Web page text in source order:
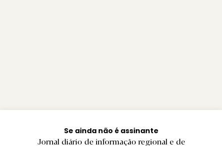
Se ainda não é assinante
Jornal diário de informação regional e de